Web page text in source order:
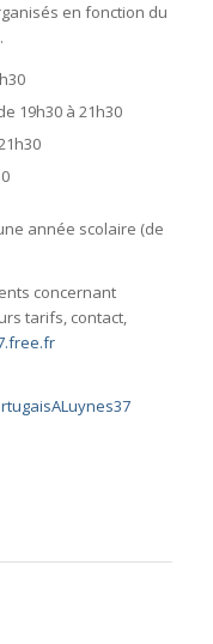
en fonction du
19h30 à 21h30
année scolaire (de
concernant
tarifs, contact,